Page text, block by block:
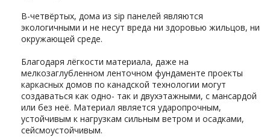
В-четвёртых, дома из sip панелей являются
экологичными и не несут вреда ни здоровью жильцов, ни
окружающей среде.
Благодаря лёгкости материала, даже на
мелкозаглубленном ленточном фундаменте проекты
каркасных домов по канадской технологии могут
создаваться как одно- так и двухэтажными, с мансардой
или без неё. Материал является ударопрочным,
устойчивым к нагрузкам сильным ветром и осадками,
сейсмоустойчивым.